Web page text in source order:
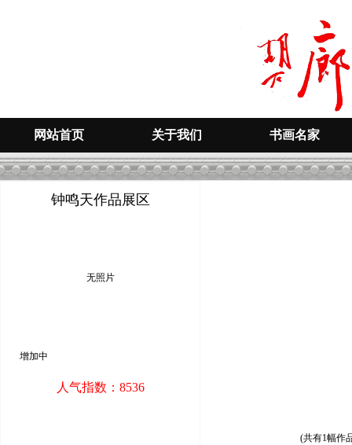
网站首页 关于我们 书画名家
钟鸣天作品展区
无照片
增加中
人气指数：8536
(共有1幅作